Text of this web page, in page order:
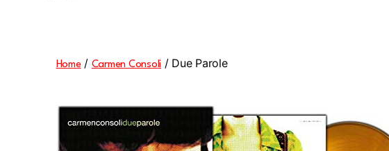
Home/ Carmen Consoli / Due Parole